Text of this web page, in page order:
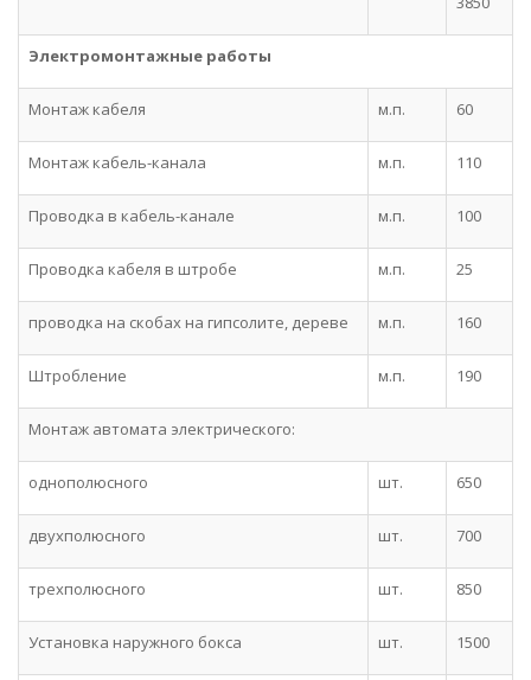
Электромонтажные работы
Монтаж кабеля м.п. 60
Монтаж кабель-канала м.п. 110
Проводка в кабель-канале м.п. 100
Проводка кабеля в штробе м.п. 25
проводка на скобах на гипсолите, дереве м.п. 160
Штробление м.п. 190
Монтаж автомата электрического:
однополюсного шт. 650
двухполюсного шт. 700
трехполюсного шт. 850
Установка наружного бокса шт. 1500